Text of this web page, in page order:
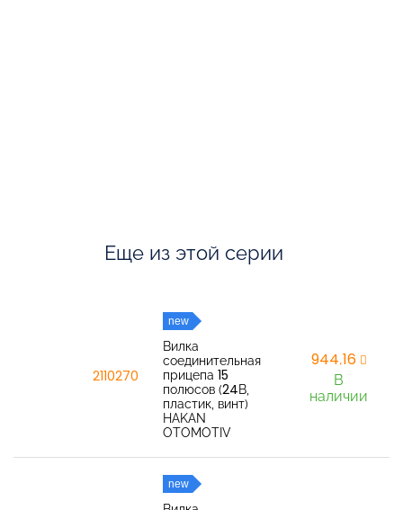
Еще из этой серии
2110270
new
Вилка
соединительная
прицепа 15
полюсов (24В,
пластик, винт)
HAKAN
OTOMOTIV
944,16
В
наличии
new